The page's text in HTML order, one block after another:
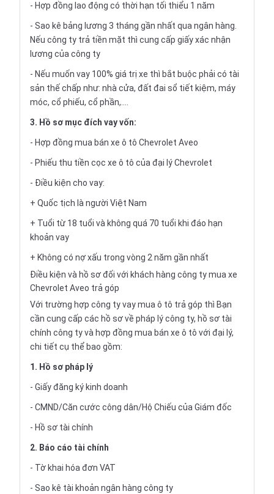
- Hợp đồng lao động có thời hạn tối thiểu 1 năm
- Sao kê bảng lương 3 tháng gần nhất qua ngân hàng.
Nếu công ty trả tiền mặt thì cung cấp giấy xác nhận
lương của công ty
- Nếu muốn vay 100% giá trị xe thì bắt buộc phải có tài
sản thế chấp như: nhà cửa, đất đai sổ tiết kiệm, máy
móc, cổ phiếu, cổ phần,....
3. Hồ sơ mục đích vay vốn:
- Hợp đồng mua bán xe ô tô Chevrolet Aveo
- Phiếu thu tiền cọc xe ô tô của đại lý Chevrolet
- Điều kiện cho vay:
+ Quốc tịch là người Việt Nam
+ Tuổi từ 18 tuổi và không quá 70 tuổi khi đáo hạn
khoản vay
+ Không có nợ xấu trong vòng 2 năm gần nhất
Điều kiện và hồ sơ đối với khách hàng công ty mua xe
Chevrolet Aveo trả góp
Với trường hợp công ty vaymua ô tô trả góp thì Bạn
cần cung cấp các hồ sơ về pháp lý công ty, hồ sơ tài
chính công ty và hợp đồng mua bán xe ô tô với đại lý,
chi tiết cụ thể bao gồm:
1. Hồ sơ pháp lý
- Giấy đăng ký kinh doanh
- CMND/Căn cước công dân/Hộ Chiếu của Giám đốc
- Hồ sơ tài chính
2. Báo cáo tài chính
- Tờ khai hóa đơn VAT
- Sao kê tài khoản ngân hàng công ty